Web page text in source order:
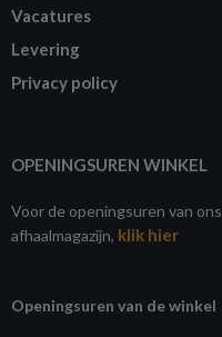
Vacatures
Levering
Privacy policy
OPENINGSUREN WINKEL
Voor de openingsuren van ons
afhaalmagazijn, klik hier
Openingsuren van de winkel